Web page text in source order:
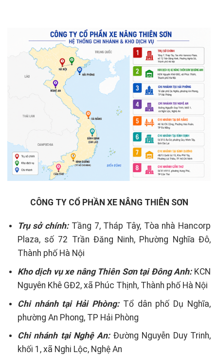
CÔNG TY CỔ PHẦN XE NÂNG THIÊN SƠN
Trụ sở chính:Tầng 7, Tháp Tây, Tòa nhà Hancorp
Plaza, số 72 Trần Đăng Ninh, Phường Nghĩa Đô,
Thành phố Hà Nội
Kho dịch vụ xe nâng Thiên Sơn tại Đông Anh: KCN
Nguyên Khê GĐ2, xã Phúc Thịnh, Thành phố Hà Nội
Chi nhánh tại Hải Phòng: Tổ dân phố Dụ Nghĩa,
phường An Phong, TP Hải Phòng
Chi nhánh tại Nghệ An: Đường Nguyễn Duy Trinh,
khối 1, xã Nghi Lộc, Nghệ An